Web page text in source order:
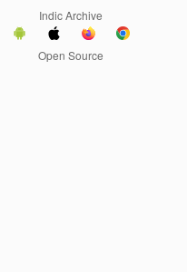
Indic Archive
Open Source